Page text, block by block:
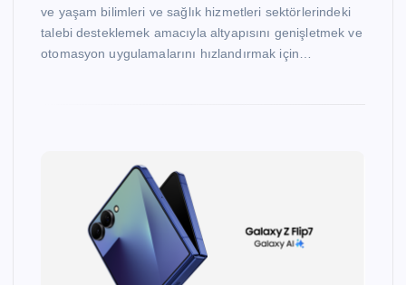
ve yaşam bilimleri ve sağlık hizmetleri sektörlerindeki
talebi desteklemek amacıyla altyapısını genişletmek ve
otomasyon uygulamalarını hızlandırmak için…